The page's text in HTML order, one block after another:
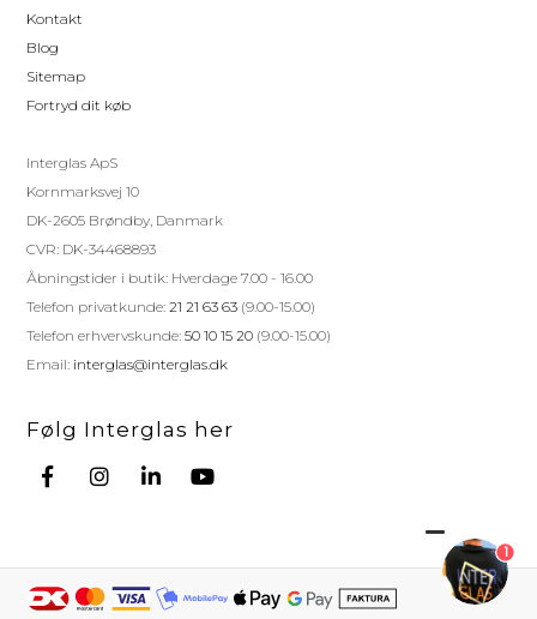
Kontakt
Blog
Sitemap
Fortryd dit køb
Interglas ApS
Kornmarksvej 10
DK-2605 Brøndby, Danmark
CVR: DK-34468893
Åbningstider i butik: Hverdage 7.00 - 16.00
Telefon privatkunde:21 21 63 63 (9.00-15.00)
Telefon erhvervskunde:50 10 15 20 (9.00-15.00)
Email: interglas@interglas.dk
Følg Interglas her
1